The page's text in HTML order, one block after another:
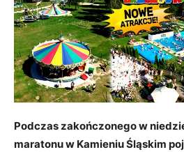
Podczas zakończonego w
maratonu w Kamieniu Śląskim